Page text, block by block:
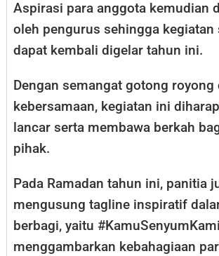
Aspirasi para anggota kemudian
oleh pengurus sehingga kegiatan
dapat kembali digelar tahun ini.
Dengan semangat gotong royong
kebersamaan, kegiatan ini
lancar serta membawa berkah
pihak.
Pada Ramadan tahun ini, panitia
mengusung tagline inspiratif
berbagi, yaitu
menggambarkan kebahagiaan